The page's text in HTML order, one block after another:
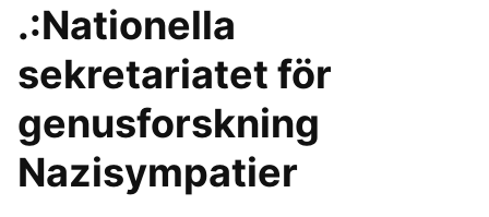
.:Nationella
sekretariatet för
genusforskning
Nazisympatier